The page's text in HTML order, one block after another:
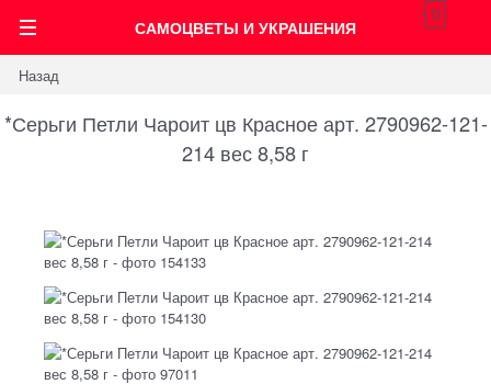
САМОЦВЕТЫ И УКРАШЕНИЯ
0
Назад
*Серьги Петли Чароит цв Красное арт. 2790962-121-
214 вес 8,58 г